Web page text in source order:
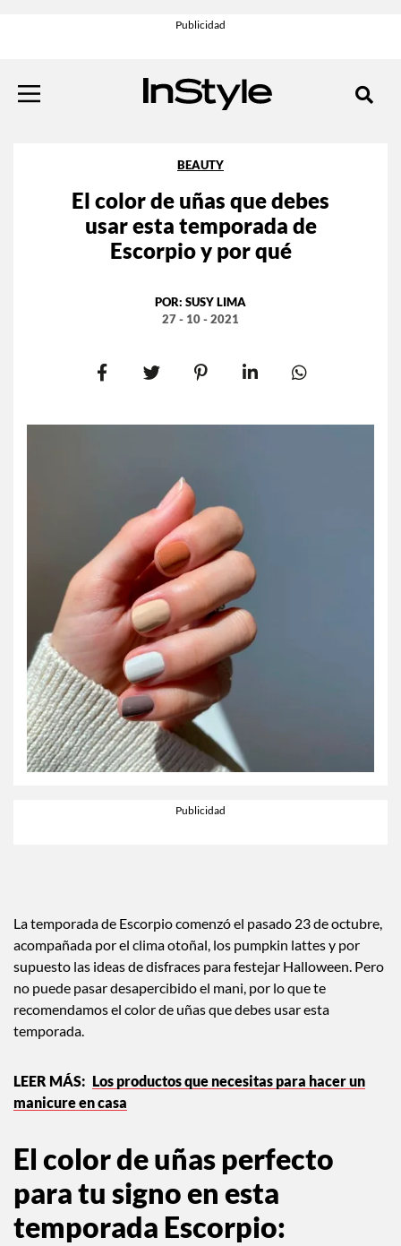
BEAUTY
El color de uñas que debes
usar esta temporada de
Escorpio y por qué
POR: SUSY LIMA
27 - 10 - 2021
La temporada de Escorpio comenzó el pasado 23 de octubre,
acompañada por el clima otoñal, los pumpkin lattes y por
supuesto las ideas de disfraces para festejar Halloween. Pero
no puede pasar desapercibido el mani, por lo que te
recomendamos el color de uñas que debes usar esta
temporada.
Los productos que necesitas para hacer un
manicure en casa
El color de uñas perfecto
para tu signo en esta
temporada Escorpio: